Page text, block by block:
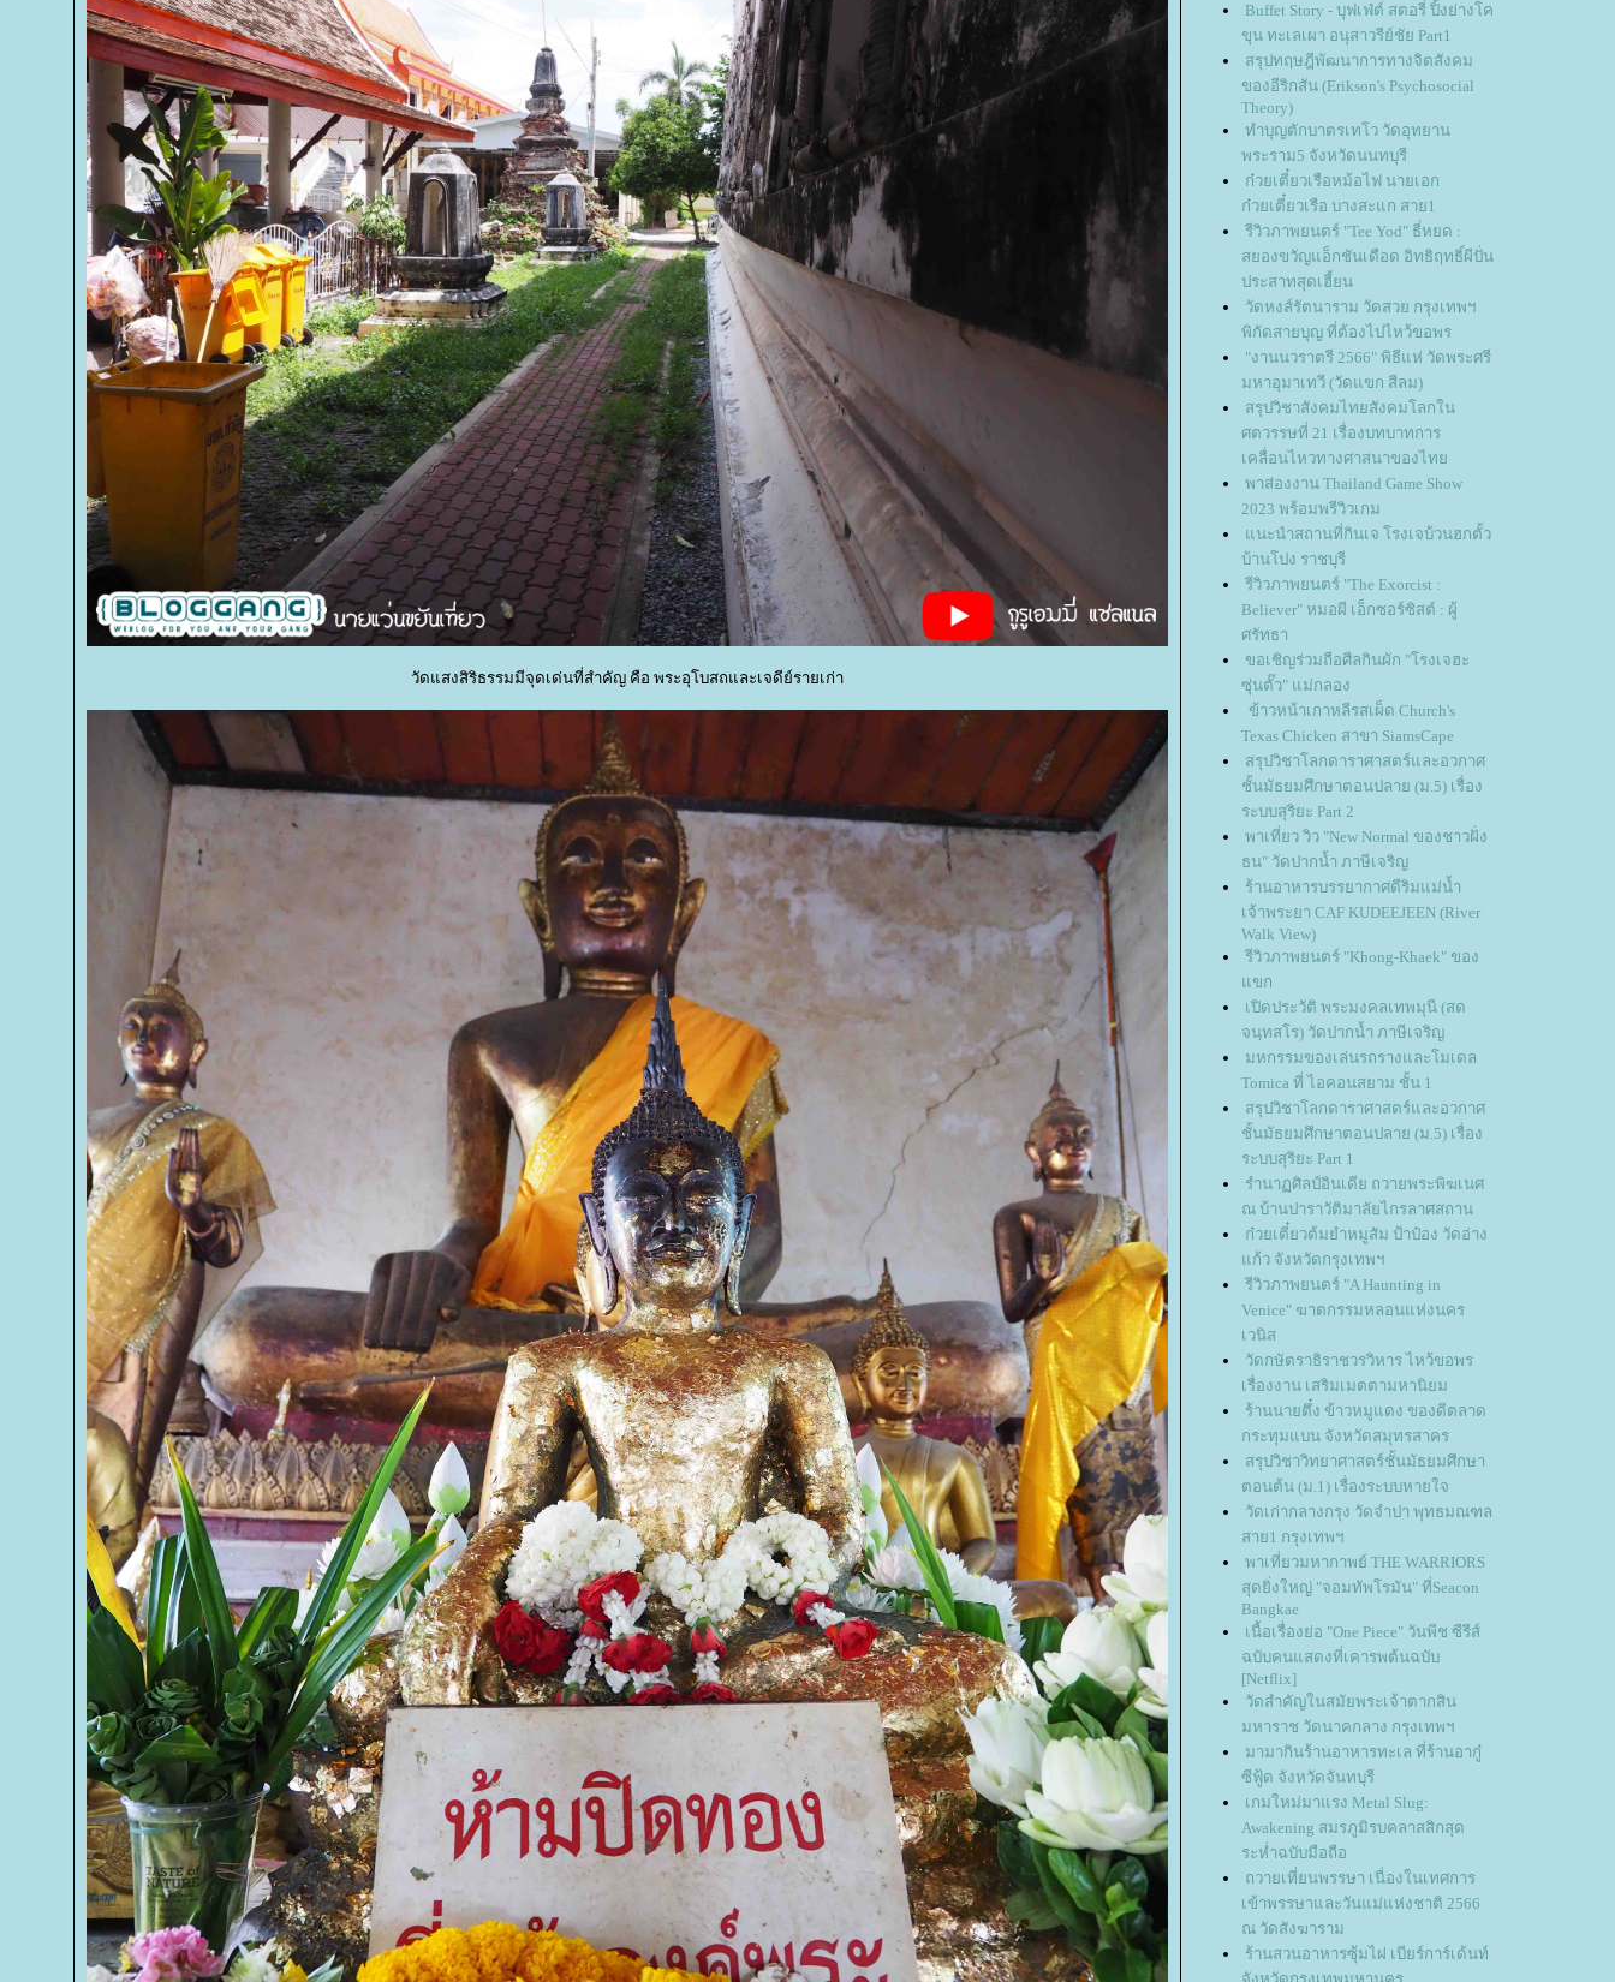
วัดแสงสิริธรรมมีจุดเด่นที่สำคัญ คือ พระอุโบสถและเจดีย์รายเก่า
Buffet Story - บุฟเฟ่ต์ สตอรี่ ปิ้งย่างโค
ขุน ทะเลเผา อนุสาวรีย์ชัย Part1
สรุปทฤษฎีพัฒนาการทางจิตสังคม
ของอีริกสัน (Erikson's Psychosocial
Theory)
ทำบุญตักบาตรเทโว วัดอุทยาน
พระราม5 จังหวัดนนทบุรี
ก๋วยเตี๋ยวเรือหม้อไฟ นายเอก
ก๋วยเตี๋ยวเรือ บางสะแก สาย1
รีวิวภาพยนตร์ "Tee Yod" ธี่หยด :
สยองขวัญแอ็กชันเดือด อิทธิฤทธิ์ผีปั่น
ประสาทสุดเฮี้ยน
วัดหงส์รัตนาราม วัดสวย กรุงเทพฯ
พิกัดสายบุญ ที่ต้องไปไหว้ขอพร
"งานนวราตรี 2566" พิธีแห่ วัดพระศรี
มหาอุมาเทวี (วัดแขก สีลม)
สรุปวิชาสังคมไทยสังคมโลกใน
ศตวรรษที่ 21 เรื่องบทบาทการ
เคลื่อนไหวทางศาสนาของไท
พาส่องงาน Thailand Game Show
2023 พร้อมพรีวิวเกม
นะนำสถานที่กินเจ โรงเจบ้วนฮกตั้ว
บ้านโปง ราชบุรี
รีวิวภาพยนตร์ "The Exorcist :
Believer" หมอผี เอ็กซอร์ซิสต์ : ผู้
ศรัทธา
ขอเชิญร่วมถือศีลกินผัก "โรงเจฮะ
ซุ่นตั๊ว" แม่กลอง
ข้าวหน้าเกาหลีรสเผ็ด Church's
Texas Chicken สาขา SiamsCape
สรุปวิชาโลกดาราศาสตร์และอวกาศ
ชั้นมัธยมศึกษาตอนปลาย (ม.5) เรื่อง
ระบบสุริยะ Part 2
พาเที่ยว วิว "New Normal ของชาวฝั่ง
ธน" วัดปากน้ำ ภาษีเจริญ
ร้านอาหารบรรยากาศดีริมแม่น้ำ
เจ้าพระยา CAF KUDEEJEEN (River
Walk View)
รีวิวภาพยนตร์ "Khong-Khaek" ของ
ขก
เปิดประวัติ พระมงคลเทพมุนี (สด
จนฺทสโร) วัดปากน้ำ ภาษีเจริญ
มหกรรมของเล่นรถรางและโมเดล
Tomica ที่ ไอคอนสยาม ชั้น 1
สรุปวิชาโลกดาราศาสตร์และอวกาศ
ชั้นมัธยมศึกษาตอนปลาย (ม.5) เรื่อง
ระบบสุริยะ Part 1
รํานาฏศิลป์อินเดีย ถวายพระพิฆเนศ
ณ บ้านปาราวัติมาลัยไกรลาศสถาน
ก๋วยเตี๋ยวต้มยำหมูสัม ป้าป๋อง วัดอ่าง
ก้ว จังหวัดกรุงเทพฯ
รีวิวภาพยนตร์ "A Haunting in
Venice" ฆาตกรรมหลอนแห่งนคร
เวนิส
วัดกษัตราธิราชวรวิหาร ไหว้ขอพร
เรื่องงาน เสริมเมตตามหานิยม
ร้านนายตึ๋ง ข้าวหมูแดง ของดีตลาด
กระทุมแบน จังหวัดสมุทรสาคร
สรุปวิชาวิทยาศาสตร์ชั้นมัธยมศึกษา
ตอนต้น (ม.1) เรื่องระบบหายใจ
วัดเก่ากลางกรุง วัดจำปา พุทธมณฑล
สาย1 กรุงเทพฯ
พาเที่ยวมหากาพย์ THE WARRIORS
สุดยิ่งใหญ่ "จอมทัพโรมัน" ที่Seacon
Bangkae
เนื้อเรื่องย่อ "One Piece" วันพีช ซีรีส์
ฉบับคนแสดงที่เคารพต้นฉบับ
[Netflix]
วัดสำคัญในสมัยพระเจ้าตากสิน
มหาราช วัดนาคกลาง กรุงเทพฯ
มามากินร้านอาหารทะเล ที่ร้านอากู๋
ซีฟู้ด จังหวัดจันทบุรี
เกมใหม่มาแรง Metal Slug:
Awakening สมรภูมิรบคลาสสิกสุด
ระห่ำฉบับมือถือ
ถวายเที่ยนพรรษา เนื่องในเทศการ
เข้าพรรษาและวันแม่แห่งชาติ 2566
ณ วัดสังฆาราม
ร้านสวนอาหารซุ้มไผ่ เบียร์การ์เด้นท์